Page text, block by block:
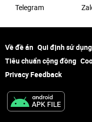
Telegram
Về đề án Qui định sử
Tiêu chuẩn cộng đồng
Privacy Feedback